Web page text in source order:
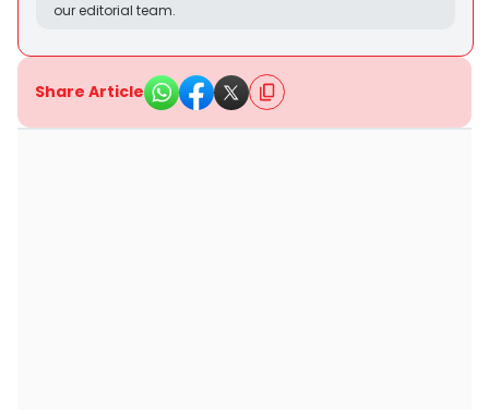
our editorial team.
Share Article